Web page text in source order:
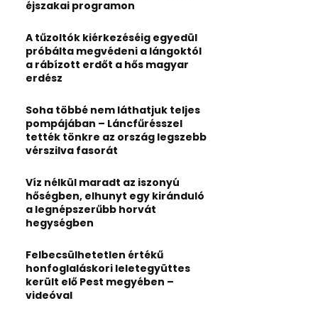
H
éjszakai programon
A tűzoltók kiérkezéséig egyedül
próbálta megvédeni a lángoktól
a rábízott erdőt a hős magyar
erdész
Soha többé nem láthatjuk teljes
pompájában – Láncfűrésszel
tették tönkre az ország legszebb
vérszilva fasorát
Víz nélkül maradt az iszonyú
hőségben, elhunyt egy kiránduló
a legnépszerűbb horvát
hegységben
Felbecsülhetetlen értékű
honfoglaláskori leletegyüttes
került elő Pest megyében –
videóval